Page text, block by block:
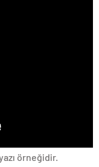
örneğidir.